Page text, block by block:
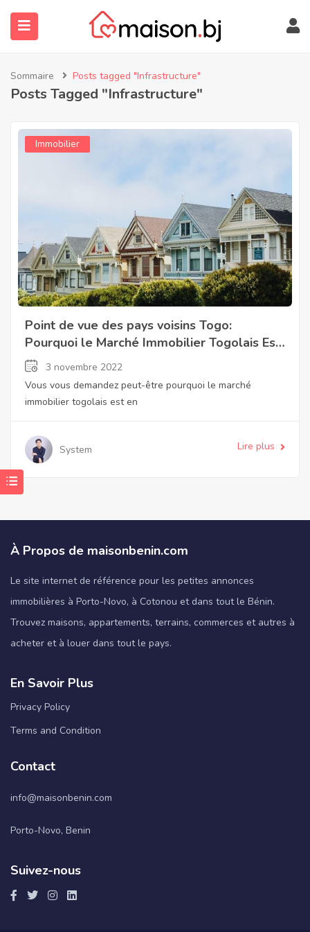
Sommaire Posts tagged "Infrastructure"
Posts Tagged "Infrastructure"
Immobilier
Point de vue des pays voisins Togo:
Pourquoi le Marché Immobilier Togolais Est
en Plein Essor
3 novembre 2022
Vous vous demandez peut-être pourquoi le marché
immobilier togolais est en
System Lire plus
À Propos de maisonbenin.com
Le site internet de référence pour les petites annonces
immobilières à Porto-Novo, à Cotonou et dans tout le Bénin.
Trouvez maisons, appartements, terrains, commerces et autres à
acheter et à louer dans tout le pays.
En Savoir Plus
Privacy Policy
Terms and Condition
Contact
info@maisonbenin.com
Porto-Novo, Benin
Suivez-nous